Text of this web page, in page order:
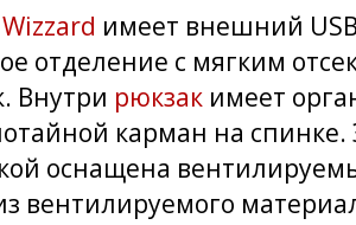
имеет внешний
отделение с мягким
Внутри рюкзак имеет
карман на
оснащена
вентилируемого